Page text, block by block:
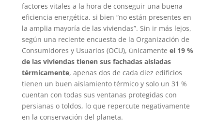
factores vitales a la hora de conseguir una buena
eficiencia energética, si bien “no están presentes en
la amplia mayoría de las viviendas”. Sin ir más lejos,
según una reciente encuesta de la Organización de
Consumidores y Usuarios (OCU), únicamente el 19 %
de las viviendas tienen sus fachadas aisladas
térmicamente, apenas dos de cada diez edificios
tienen un buen aislamiento térmico y solo un 31 %
cuentan con todas sus ventanas protegidas con
persianas o toldos, lo que repercute negativamente
en la conservación del planeta.